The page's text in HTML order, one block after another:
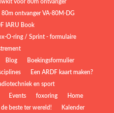
voor 80m ontvanger
80m ontvanger VA-80M-DG
IARU Book
O-ring / Sprint - formulaire
Blog
Boekingsformulier
Een ARDF kaart maken?
en sport
Events foxoring
Home
beste ter wereld!
Kalender